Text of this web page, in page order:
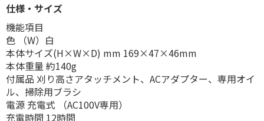
仕様・サイズ
機能項目
色 （W）白
本体サイズ(H×W×D) mm 169×47×46mm
本体重量 約140g
付属品 刈り高さアタッチメント、ACアダプター、専用オイ
ル、掃除用ブラシ
電源 充電式 （AC100V専用）
充電時間 12時間